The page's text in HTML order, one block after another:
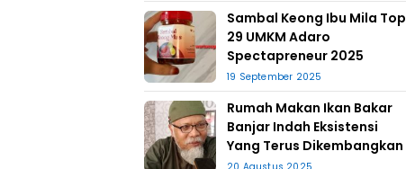
Sambal Keong Ibu Mila Top
29 UMKM Adaro
Spectapreneur 2025
19 September 2025
Rumah Makan Ikan Bakar
Banjar Indah Eksistensi
Yang Terus Dikembangkan